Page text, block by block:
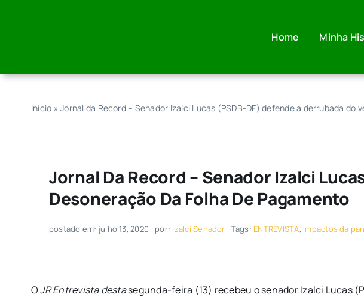
Home Minha
Início »Jornal da Record – Senador Izalci Lucas (PSDB-DF) defende a derrubada
Jornal Da Record – Senador Izalci
Desoneração Da Folha De Pagamento
postado em: julho 13, 2020 por: Izalci Senador Tags: ENTREVISTA, impactos da
OJR Entrevista destasegunda-feira (13) recebeu o senador Izalci Lucas